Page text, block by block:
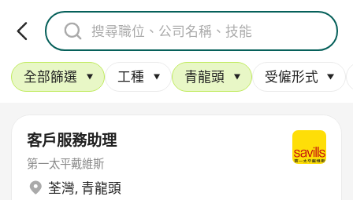
全部篩選 工種 青龍頭 受僱形式
客戶服務助理
第一太平戴維斯
荃灣, 青龍頭